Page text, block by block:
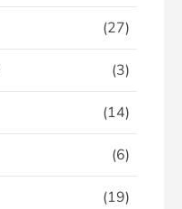
(27)
(3)
(14)
(6)
(19)